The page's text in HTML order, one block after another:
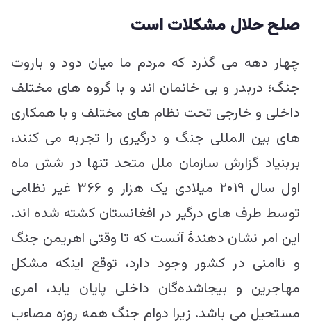
صلح حلال مشکلات است
چهار دهه می گذرد که مردم ما میان دود و باروت
جنگ؛ دربدر و بی خانمان اند و با گروه های مختلف
داخلی و خارجی تحت نظام های مختلف و با همکاری
های بین المللی جنگ و درگیری را تجربه می کنند،
بربنیاد گزارش سازمان ملل متحد تنها در شش ماه
اول سال ۲۰۱۹ میلادی یک هزار و ۳۶۶ غیر نظامی
توسط طرف های درگیر در افغانستان کشته شده اند.
این امر نشان دهندۀ آنست که تا وقتی اهریمن جنگ
و ناامنی در کشور وجود دارد، توقع اینکه مشکل
مهاجرین و بیجاشده‌گان داخلی پایان یابد، امری
مستحیل می باشد. زیرا دوام جنگ همه روزه مصاءب